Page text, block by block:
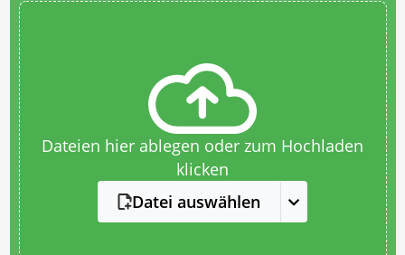
Dateien hier ablegen oder zum Hochladen
klicken
Datei auswählen